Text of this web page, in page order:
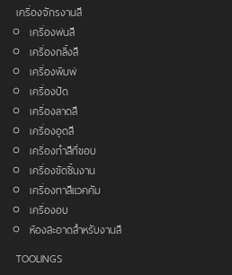
เครื่องจักรงานสี
เครื่องพ่นสี
เครื่องกลิ้งสี
เครื่องพิมพ์
เครื่องปัด
เครื่องลาดสี
เครื่องอุดสี
เครื่องทำสีที่ขอบ
เครื่องขัดชิ้นงาน
เครื่องทาสีแวคคัม
เครื่องอบ
ห้องสะอาดสำหรับงานสี
TOOLINGS